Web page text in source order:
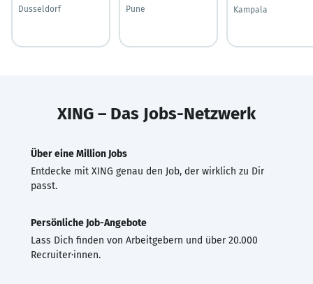
Dusseldorf
Pune
Kampala
XING – Das Jobs-Netzwerk
Über eine Million Jobs
Entdecke mit XING genau den Job, der wirklich zu Dir
passt.
Persönliche Job-Angebote
Lass Dich finden von Arbeitgebern und über 20.000
Recruiter·innen.